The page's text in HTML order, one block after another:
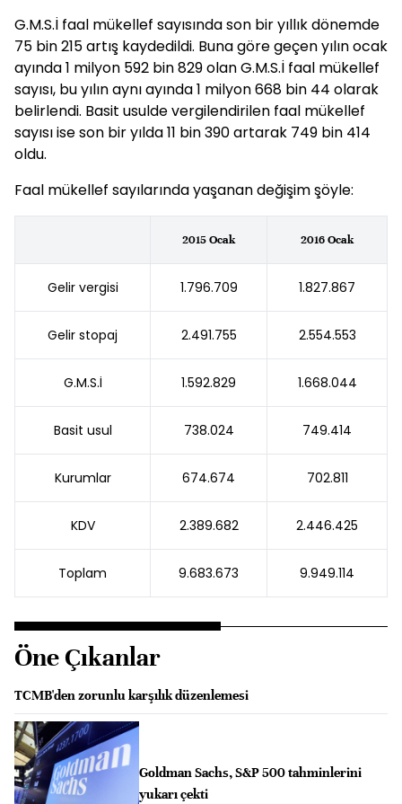
G.M.S.İ faal mükellef sayısında son bir yıllık dönemde
75 bin 215 artış kaydedildi. Buna göre geçen yılın ocak
ayında 1 milyon 592 bin 829 olan G.M.S.İ faal mükellef
sayısı, bu yılın aynı ayında 1 milyon 668 bin 44 olarak
belirlendi. Basit usulde vergilendirilen faal mükellef
sayısı ise son bir yılda 11 bin 390 artarak 749 bin 414
oldu.
Faal mükellef sayılarında yaşanan değişim şöyle:
2015 Ocak 2016 Ocak
Gelir vergisi 1.796.709 1.827.867
Gelir stopaj 2.491.755 2.554.553
G.M.S.İ 1.592.829 1.668.044
Basit usul 738.024 749.414
Kurumlar 674.674 702.811
KDV 2.389.682 2.446.425
Toplam 9.683.673 9.949.114
Öne Çıkanlar
TCMB'den zorunlu karşılık düzenlemesi
Goldman Sachs, S&P 500 tahminlerini
yukarı çekti